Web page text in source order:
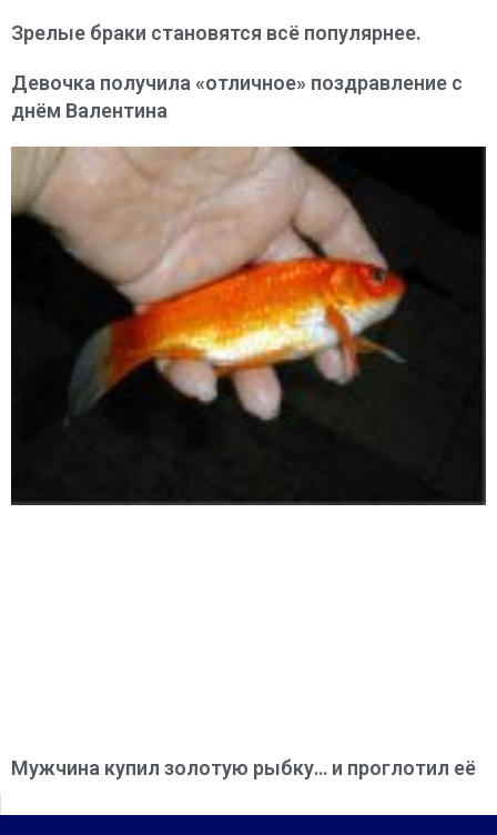
Зрелые браки становятся всё популярнее.
Девочка получила «отличное» поздравление с
днём Валентина
Мужчина купил золотую рыбку… и проглотил её